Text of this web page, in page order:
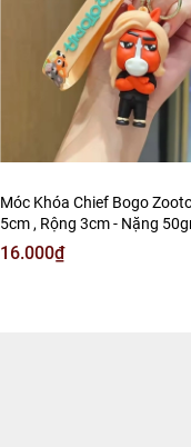
Móc Khóa Chief Bogo
5cm , Rộng 3cm - Nặng
SKU: moc291e -
16.000₫